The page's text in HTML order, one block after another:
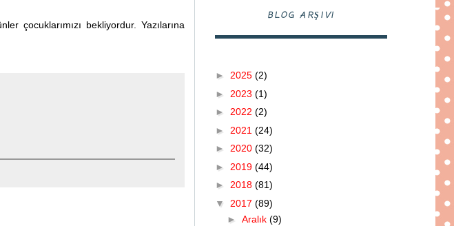
çocuklarımızı bekliyordur. Yazılarına
BLOG ARŞIVI
► 2025 (2)
► 2023 (1)
► 2022 (2)
► 2021 (24)
► 2020 (32)
► 2019 (44)
► 2018 (81)
▼ 2017 (89)
► Aralık (9)